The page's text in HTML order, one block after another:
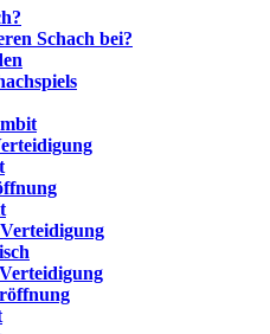
Schach bei?